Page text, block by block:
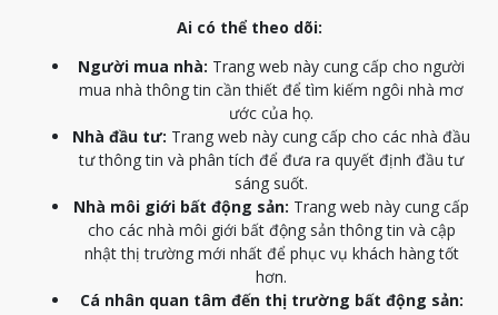
Ai có thể theo dõi:
Người mua nhà: Trang web này cung cấp cho người
mua nhà thông tin cần thiết để tìm kiếm ngôi nhà mơ
ước của họ.
Nhà đầu tư: Trang web này cung cấp cho các nhà đầu
tư thông tin và phân tích để đưa ra quyết định đầu tư
sáng suốt.
Nhà môi giới bất động sản: Trang web này cung cấp
cho các nhà môi giới bất động sản thông tin và cập
nhật thị trường mới nhất để phục vụ khách hàng tốt
hơn.
Cá nhân quan tâm đến thị trường bất động sản: